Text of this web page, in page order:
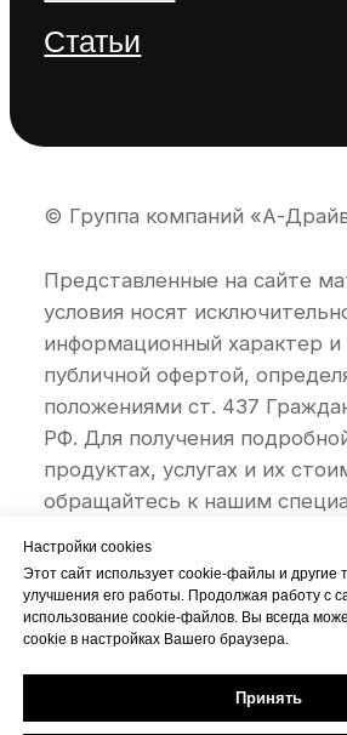
Настройки cookies
Этот сайт использует cookie-файлы и другие
улучшения его работы. Продолжая работу с
использование cookie-файлов. Вы всегда
cookie в настройках Вашего браузера.
Принять